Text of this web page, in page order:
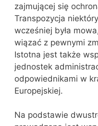
zajmującej się
Transpozycja
wcześniej była
wiązać z pewnymi
Istotna jest także
jednostek
odpowiednikami w
Europejskiej.
Na podstawie